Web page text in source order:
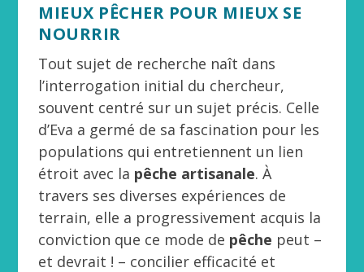
MIEUX PÊCHER POUR MIEUX SE
NOURRIR
Tout sujet de recherche naît dans
l’interrogation initial du chercheur,
souvent centré sur un sujet précis. Celle
d’Eva a germé de sa fascination pour les
populations qui entretiennent un lien
étroit avec la pêche artisanale. À
travers ses diverses expériences de
terrain, elle a progressivement acquis la
conviction que ce mode de pêche peut –
et devrait ! – concilier efficacité et